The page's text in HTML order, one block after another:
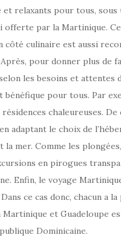
relaxants pour tous,
offerte par la Martinique.
culinaire est aussi
pour donner plus de
les besoins et attentes
bénéfique pour tous. Par
chaleureuses.
adaptant le choix de
mer. Comme les
en pirogues
Enfin, le voyage
ce cas donc, chacun a
Martinique et Guadeloupe
Dominicaine.